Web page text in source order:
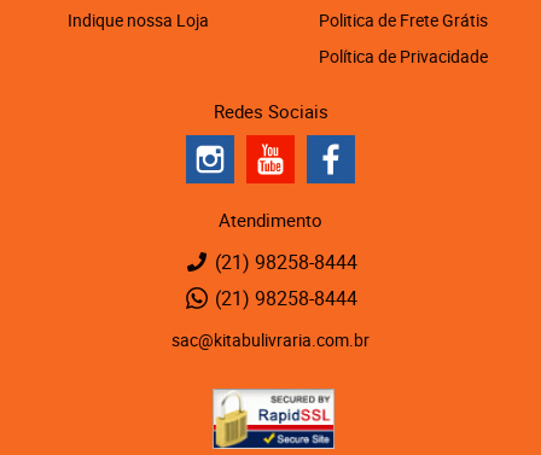
Indique nossa Loja
Politica de Frete Grátis
Política de Privacidade
Redes Sociais
Atendimento
(21) 98258-8444
(21) 98258-8444
sac@kitabulivraria.com.br